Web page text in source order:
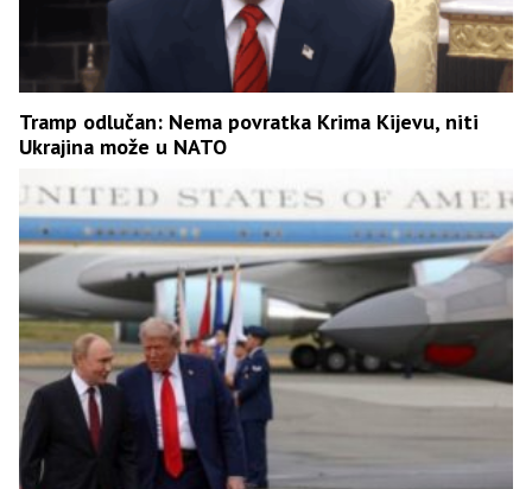
Tramp odlučan: Nema povratka Krima Kijevu, niti
Ukrajina može u NATO